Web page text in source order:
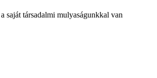
saját társadalmi mulyaságunkkal van